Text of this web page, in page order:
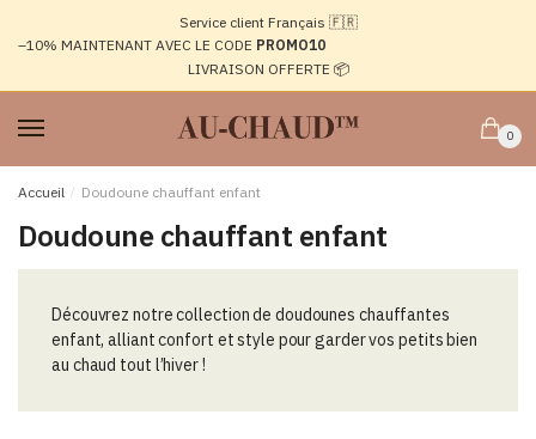
navigation
Service client Français 🇫🇷
–10% MAINTENANT AVEC LE CODE PROMO10
LIVRAISON OFFERTE 📦
0
Accueil / Doudoune chauffant enfant
Doudoune chauffant enfant
Découvrez notre collection de doudounes chauffantes
enfant, alliant confort et style pour garder vos petits bien
au chaud tout l’hiver !